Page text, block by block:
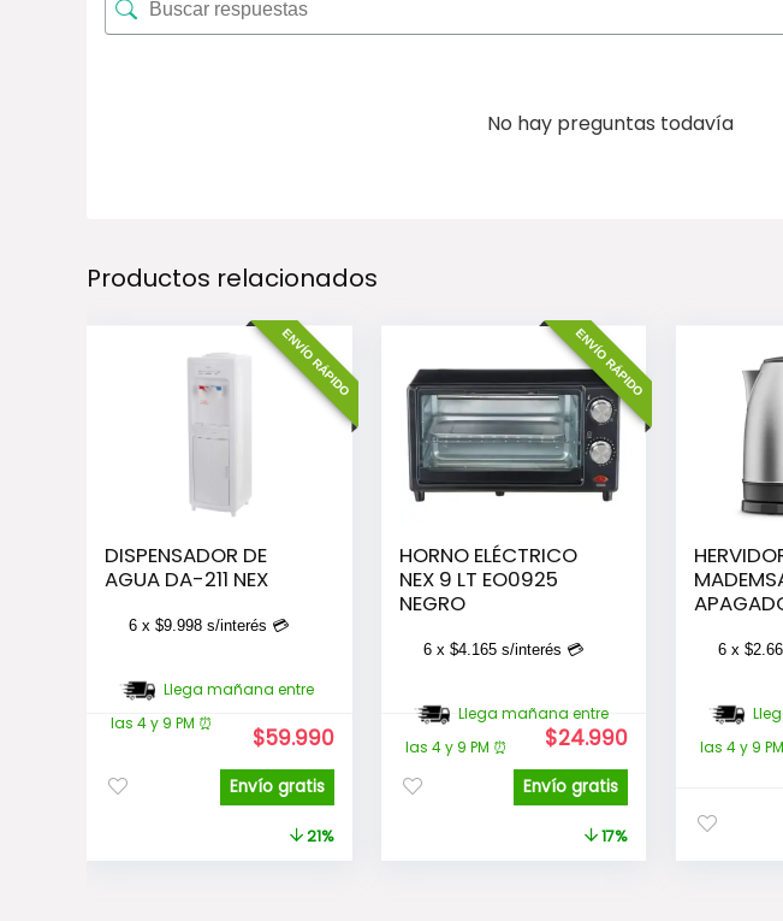
No hay preguntas todavía
Productos relacionados
ENVÍO RÁPIDO
DISPENSADOR DE
AGUA DA-211 NEX
6 x$9.998 s/interés 💳
Llega mañana entre
las 4 y 9 PM ⏰
El
original
era:
$75.990.
$59.990El
es:
$59.990.
Envío gratis
21%
ENVÍO RÁPIDO
HORNO ELÉCTRICO
NEX 9 LT EO0925
NEGRO
6 x$4.165 s/interés 💳
Llega mañana entre
las 4 y 9 PM ⏰
El
original
era:
$29.990.
$24.990El
es:
$24.990.
Envío gratis
17%
ACERO
6 x $
las 4 y 9